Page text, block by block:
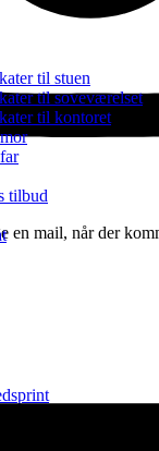
til stuen
til soveværelset
til kontoret
tilbud
en mail, når der